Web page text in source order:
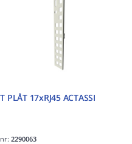
PLÅT 17xRJ45 ACTASSI
2290063